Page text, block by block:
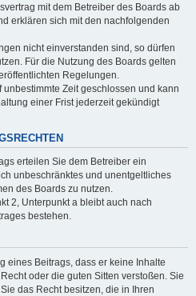
mit dem Betreiber des Boards ab
erklären sich mit den nachfolgenden
nicht einverstanden sind, so dürfen
Für die Nutzung des Boards gelten
Regelungen.
unbestimmte Zeit geschlossen und kann
einer Frist jederzeit gekündigt
erteilen Sie dem Betreiber ein
unbeschränktes und unentgeltliches
des Boards zu nutzen.
2, Unterpunkt a bleibt auch nach
bestehen.
eines Beitrags, dass er keine Inhalte
oder die guten Sitten verstoßen. Sie
das Recht besitzen, die in Ihren